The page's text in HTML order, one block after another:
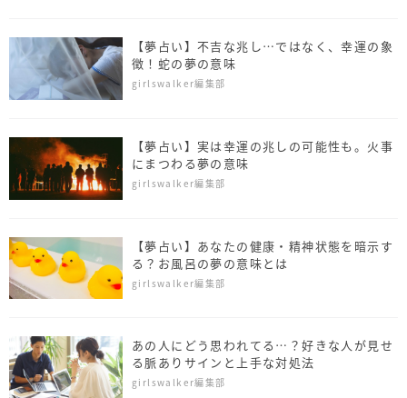
【夢占い】不吉な兆し…ではなく、幸運の象
徴！蛇の夢の意味
girlswalker編集部
【夢占い】実は幸運の兆しの可能性も。火事
にまつわる夢の意味
girlswalker編集部
【夢占い】あなたの健康・精神状態を暗示す
る？お風呂の夢の意味とは
girlswalker編集部
あの人にどう思われてる…？好きな人が見せ
る脈ありサインと上手な対処法
girlswalker編集部